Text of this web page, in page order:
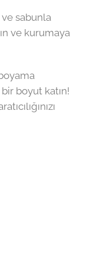
ve sabunla
ve kurumaya
boyut katın!